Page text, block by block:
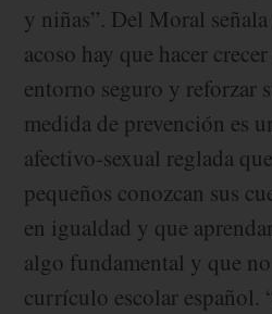
y niñas”. Del Moral
acoso hay que hacer
entorno seguro y reforzar
medida de prevención es
afectivo-sexual reglada
pequeños conozcan sus
en igualdad y que
algo fundamental y que
currículo escolar español.